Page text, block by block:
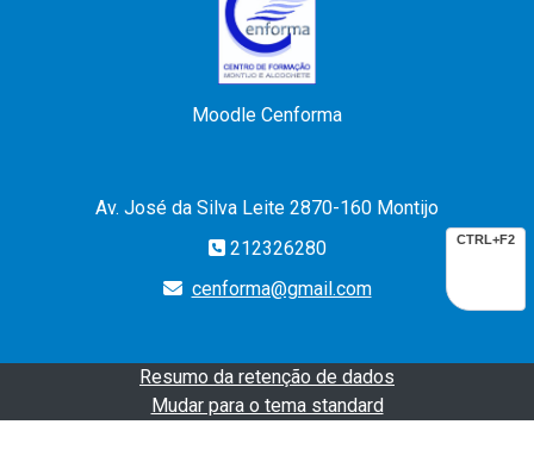
CTRL+F2
Moodle Cenforma
Av. José da Silva Leite 2870-160 Montijo
212326280
cenforma@gmail.com
Resumo da retenção de dados
Mudar para o tema standard